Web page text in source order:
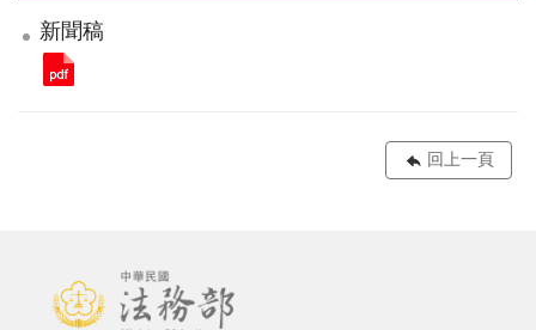
新聞稿
回上一頁